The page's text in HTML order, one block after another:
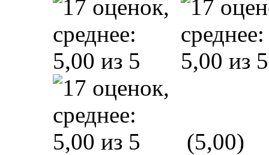
(5,00)